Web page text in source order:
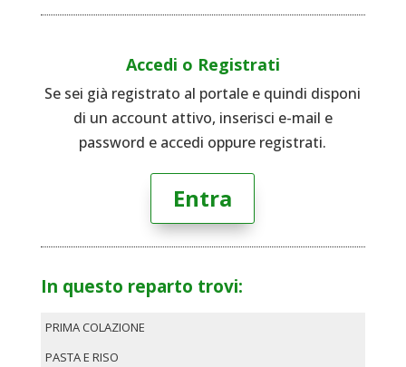
Accedi o Registrati
Se sei già registrato al portale e quindi disponi
di un account attivo, inserisci e-mail e
password e accedi oppure registrati.
Entra
In questo reparto trovi:
PRIMA COLAZIONE
PASTA E RISO